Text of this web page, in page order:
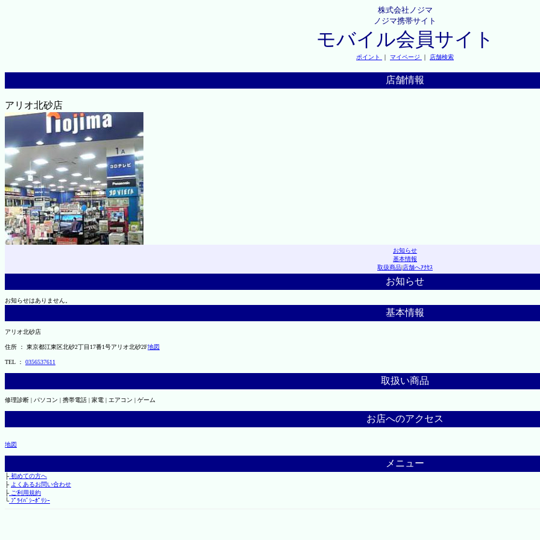
株式会社ノジマ
ノジマ携帯サイト
モバイル会員サイト
ポイント ｜ マイページ ｜ 店舗検索
店舗情報
アリオ北砂店
お知らせ
基本情報
取扱商品|店舗へｱｸｾｽ
お知らせ
お知らせはありません。
基本情報
アリオ北砂店
住所 ： 東京都江東区北砂2丁目17番1号アリオ北砂2F地図
TEL ： 0356537611
取扱い商品
修理診断 | パソコン | 携帯電話 | 家電 | エアコン | ゲーム
お店へのアクセス
地図
メニュー
├初めての方へ
├ よくあるお問い合わせ
├ご利用規約
└ﾌﾟﾗｲﾊﾞｼｰﾎﾟﾘｼｰ